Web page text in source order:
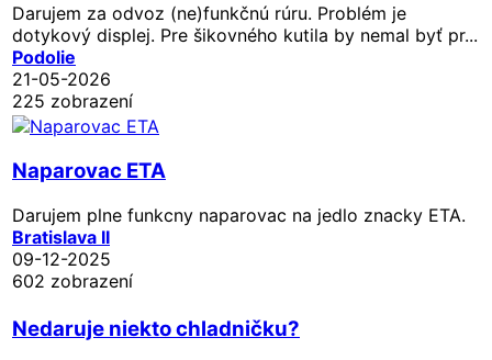
Darujem za odvoz (ne)funkčnú rúru. Problém je
dotykový displej. Pre šikovného kutila by nemal byť pr...
Podolie
21-05-2026
225 zobrazení
Naparovac ETA
Darujem plne funkcny naparovac na jedlo znacky ETA.
Bratislava II
09-12-2025
602 zobrazení
Nedaruje niekto chladničku?